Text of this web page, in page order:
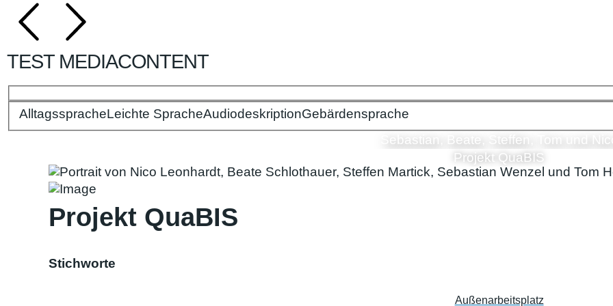
TEST MEDIACONTENT
Bitte wählen Sie Ihre Spracheinstellungen:
AlltagsspracheLeichte SpracheAudiodeskriptionGebärdensprache
Sebastian, Beate, Steffen, Tom und
Projekt QuaBIS
Projekt QuaBIS
Stichworte
Außenarbeitsplatz